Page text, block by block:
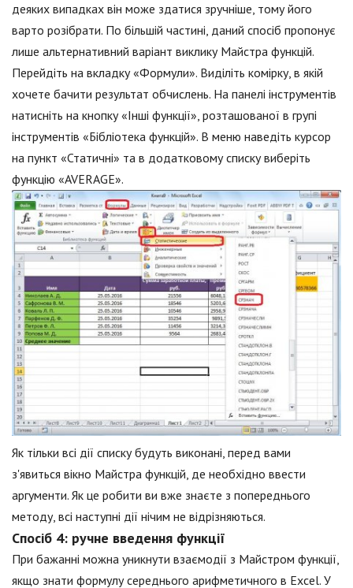
деяких випадках він може здатися зручніше, тому його
варто розібрати. По більшій частині, даний спосіб пропонує
лише альтернативний варіант виклику Майстра функцій.
Перейдіть на вкладку «Формули». Виділіть комірку, в якій
хочете бачити результат обчислень. На панелі інструментів
натисніть на кнопку «Інші функції», розташованої в групі
інструментів «Бібліотека функцій». В меню наведіть курсор
на пункт «Статичні» та в додатковому списку виберіть
функцію «AVERAGE».
Як тільки всі дії списку будуть виконані, перед вами
з'явиться вікно Майстра функцій, де необхідно ввести
аргументи. Як це робити ви вже знаєте з попереднього
методу, всі наступні дії нічим не відрізняються.
Спосіб 4: ручне введення функції
При бажанні можна уникнути взаємодії з Майстром функції,
якщо знати формулу середнього арифметичного в Excel. У